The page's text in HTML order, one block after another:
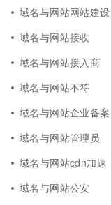
域名与网站网站建设
域名与网站接收
域名与网站接入商
域名与网站不符
域名与网站企业备案
域名与网站管理员
域名与网站cdn加速
域名与网站公安